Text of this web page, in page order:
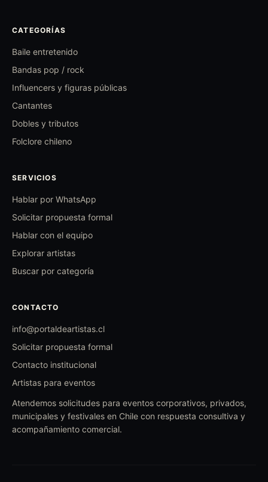
CATEGORÍAS
Baile entretenido
Bandas pop / rock
Influencers y figuras públicas
Cantantes
Dobles y tributos
Folclore chileno
SERVICIOS
Hablar por WhatsApp
Solicitar propuesta formal
Hablar con el equipo
Explorar artistas
Buscar por categoría
CONTACTO
info@portaldeartistas.cl
Solicitar propuesta formal
Contacto institucional
Artistas para eventos
Atendemos solicitudes para eventos corporativos, privados,
municipales y festivales en Chile con respuesta consultiva y
acompañamiento comercial.